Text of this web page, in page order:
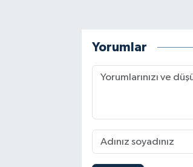
Yorumlar